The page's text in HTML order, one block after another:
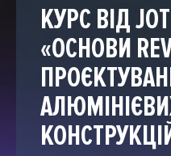
КУРС ВІД
«ОСНОВИ